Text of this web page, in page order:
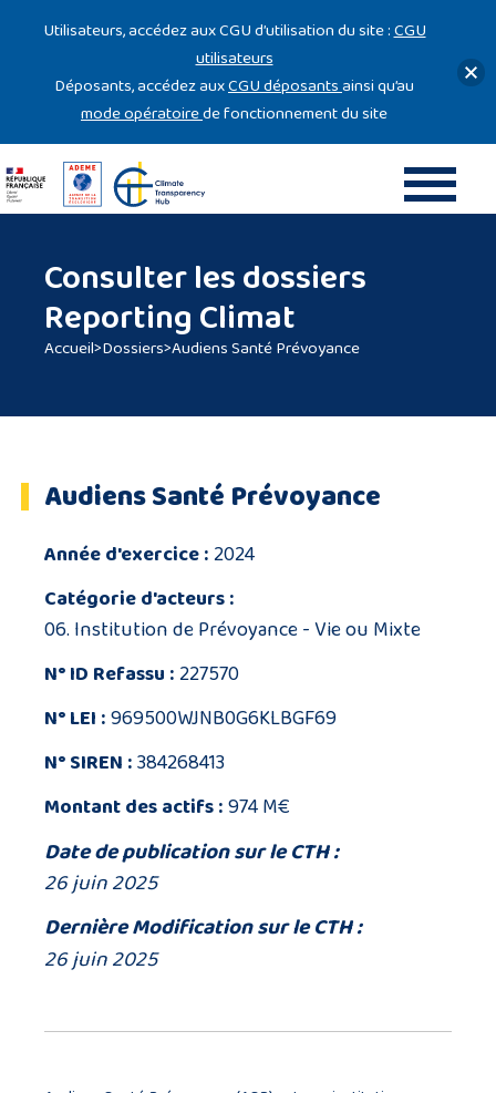
Consulter les dossiers
Reporting Climat
Accueil>Dossiers>Audiens Santé Prévoyance
Audiens Santé Prévoyance
Année d'exercice :2024
Catégorie d'acteurs :
06. Institution de Prévoyance - Vie ou Mixte
N° ID Refassu :227570
N° LEI :969500WJNB0G6KLBGF69
N° SIREN :384268413
Montant des actifs :974 M€
Date de publication sur le CTH :
26 juin 2025
Dernière Modification sur le CTH :
26 juin 2025
Utilisateurs, accédez aux CGU d’utilisation du site :CGU
utilisateurs
Déposants, accédez auxCGU déposantsainsi qu’au
mode opératoirede fonctionnement du site